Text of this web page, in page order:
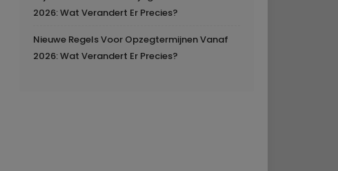
2026: Wat Verandert Er Precies?
Nieuwe Regels Voor Opzegtermijnen Vanaf
2026: Wat Verandert Er Precies?